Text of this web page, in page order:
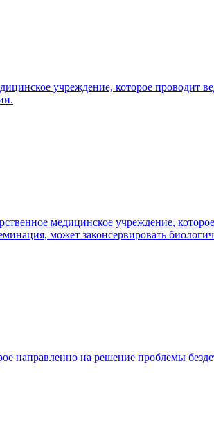
учреждение, которое проводит
медицинское учреждение,
может законсервировать
направленно на решение проблемы